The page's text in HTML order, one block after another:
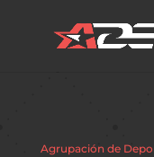
Agrupación de